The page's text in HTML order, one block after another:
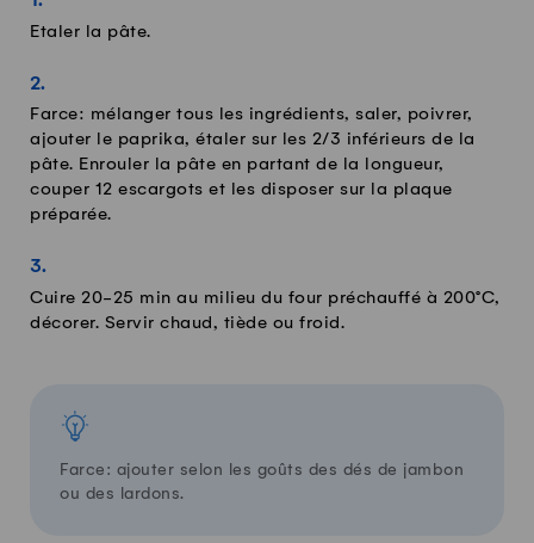
Etaler la pâte.
Farce: mélanger tous les ingrédients, saler, poivrer,
ajouter le paprika, étaler sur les 2/3 inférieurs de la
pâte. Enrouler la pâte en partant de la longueur,
couper 12 escargots et les disposer sur la plaque
préparée.
Cuire 20-25 min au milieu du four préchauffé à 200°C,
décorer. Servir chaud, tiède ou froid.
Farce: ajouter selon les goûts des dés de jambon
ou des lardons.